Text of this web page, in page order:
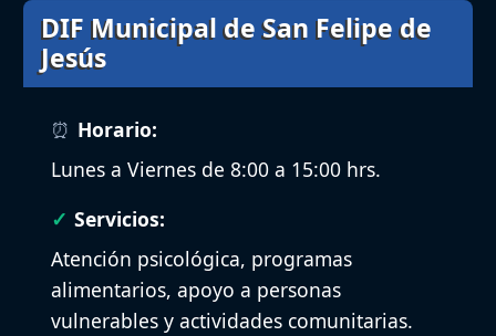
DIF Municipal de San Felipe de
Jesús
Horario:
Lunes a Viernes de 8:00 a 15:00 hrs.
Servicios:
Atención psicológica, programas
alimentarios, apoyo a personas
vulnerables y actividades comunitarias.